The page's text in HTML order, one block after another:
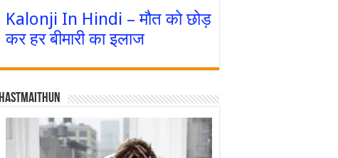
Kalonji In Hindi – मौत को छोड़
कर हर बीमारी का इलाज
Hastmaithun